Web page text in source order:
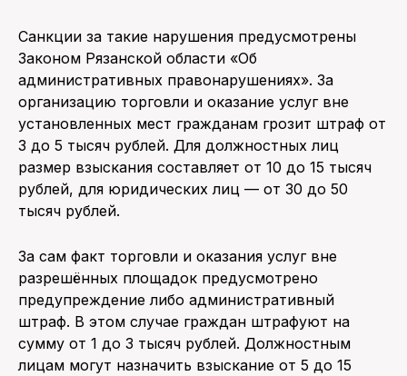
Санкции за такие нарушения предусмотрены
Законом Рязанской области «Об
административных правонарушениях». За
организацию торговли и оказание услуг вне
установленных мест гражданам грозит штраф от
3 до 5 тысяч рублей. Для должностных лиц
размер взыскания составляет от 10 до 15 тысяч
рублей, для юридических лиц — от 30 до 50
тысяч рублей.
За сам факт торговли и оказания услуг вне
разрешённых площадок предусмотрено
предупреждение либо административный
штраф. В этом случае граждан штрафуют на
сумму от 1 до 3 тысяч рублей. Должностным
лицам могут назначить взыскание от 5 до 15